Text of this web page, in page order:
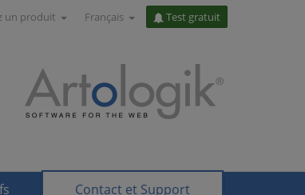
un produit Français Test gratuit
Contact et Support